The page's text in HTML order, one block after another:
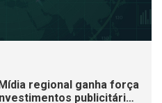
regional ganha força
publicitários